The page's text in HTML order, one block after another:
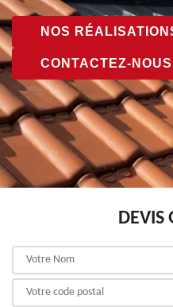
NOS
CONTACTEZ-
DEVIS